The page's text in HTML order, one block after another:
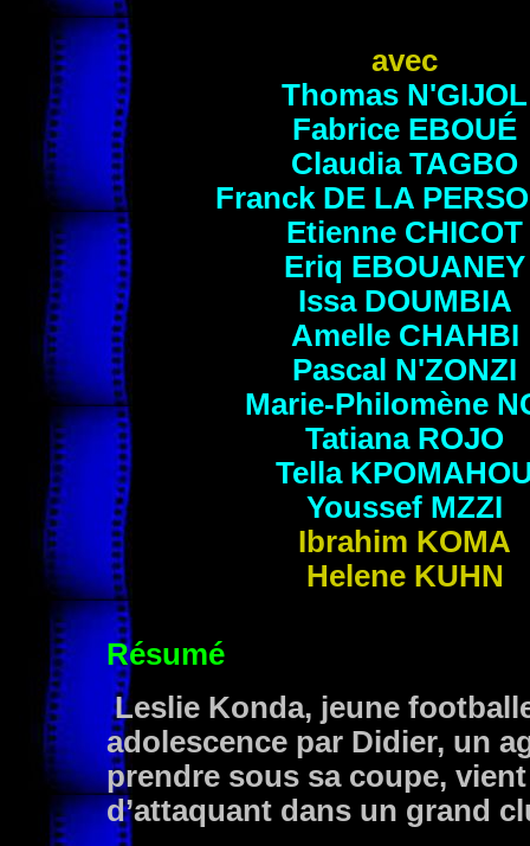
avec
Thomas N'GIJOL
Fabrice EBOUÉ
Claudia TAGBO
Franck DE LA
Etienne CHICOT
Eriq EBOUANEY
Issa DOUMBIA
Amelle CHAHBI
Pascal N'ZONZI
Marie-Philomène
Tatiana ROJO
Tella
Youssef MZZI
Ibrahim KOMA
Helene KUHN
Résumé
Leslie Konda, jeune
adolescence par Didier, un
prendre sous sa coupe,
d’attaquant dans un grand